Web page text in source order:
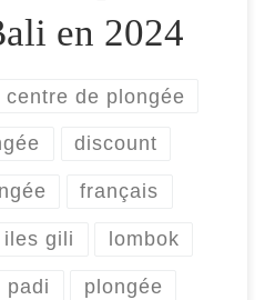
en 2024
centre de plongée
discount
français
iles gili lombok
padi plongée